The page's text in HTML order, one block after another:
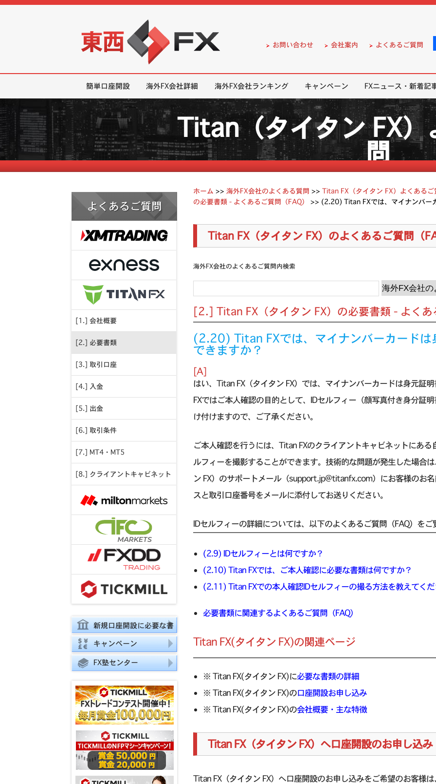
お問い合わせ 会社案内 よくあるご質問
簡単口座開設 海外FX会社詳細 海外FX会社ランキング キャンペーン FXニュース・新着記
Titan（タイタン FX）
問
よくあるご質問
[1.] 会社概要
[2.] 必要書類
[3.] 取引口座
[4.] 入金
[5.] 出金
[6.] 取引条件
[7.] MT4・MT5
[8.] クライアントキャビネット
新規口座開設に必要な書
類
キャンペーン
FX塾センター
ホーム >> 海外FX会社のよくある質問 >> Titan FX（タイタン FX）よくあるご
の必要書類 - よくあるご質問（FAQ）
>> (2.20) Titan FXでは、マイナンバー
Titan FX（タイタン FX）のよくあるご質問（
海外FX会社のよくあるご質問内検索
[2.] Titan FX（タイタン FX）の必要書類 - よくあ
(2.20) Titan FXでは、マイナンバーカードは
できますか？
[A]
はい、Titan FX（タイタン FX）では、マイナンバーカードは身元証
FXではご本人確認の目的として、IDセルフィー（顔写真付き身分証
け付けますので、ご了承ください。
ご本人確認を行うには、Titan FXのクライアントキャビネットにあ
ルフィーを撮影することができます。技術的な問題が発生した場合
ン FX）のサポートメール（support.jp@titanfx.com）にお客様のお
スと取引口座番号をメールに添付してお送りください。
IDセルフィーの詳細については、以下のよくあるご質問（FAQ）をご
(2.9) IDセルフィーとは何ですか？
(2.10) Titan FXでは、ご本人確認に必要な書類は何ですか？
(2.11) Titan FXでの本人確認IDセルフィーの撮る方法を教えてく
必要書類に関連するよくあるご質問（FAQ）
Titan FX(タイタン FX)の関連ページ
※ Titan FX(タイタン FX)に必要な書類の詳細
※ Titan FX(タイタン FX)の口座開設お申し込み
※ Titan FX(タイタン FX)の会社概要・主な特徴
Titan FX（タイタン FX）へ口座開設のお申し込み
Titan FX（タイタン FX）へ口座開設のお申し込みをご希望のお客様